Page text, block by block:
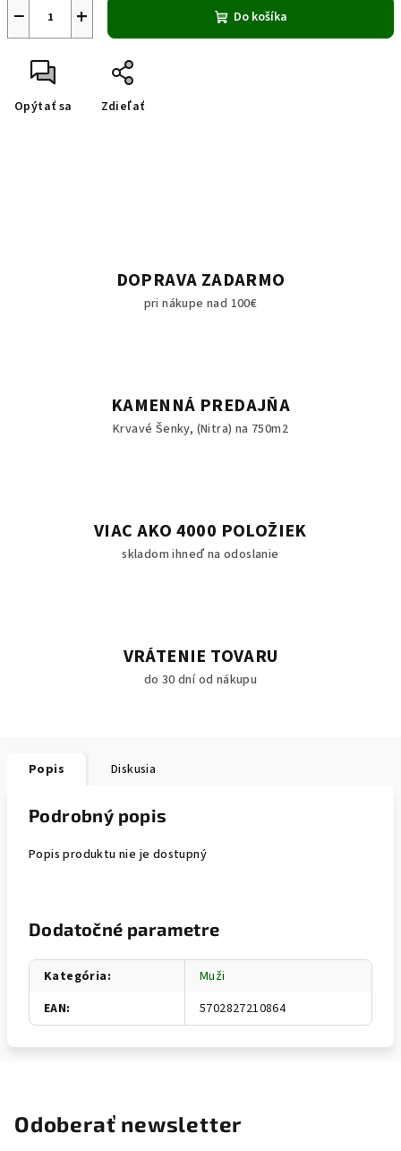
+
− Do košíka
Opýtať sa Zdieľať
DOPRAVA ZADARMO
pri nákupe nad 100€
KAMENNÁ PREDAJŇA
Krvavé Šenky, (Nitra) na 750m2
VIAC AKO 4000 POLOŽIEK
skladom ihneď na odoslanie
VRÁTENIE TOVARU
do 30 dní od nákupu
Popis Diskusia
Podrobný popis
Popis produktu nie je dostupný
Dodatočné parametre
Kategória:
Muži
EAN: 5702827210864
Odoberať newsletter